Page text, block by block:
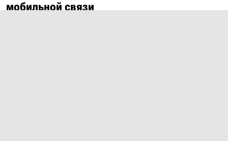
мобильной связи